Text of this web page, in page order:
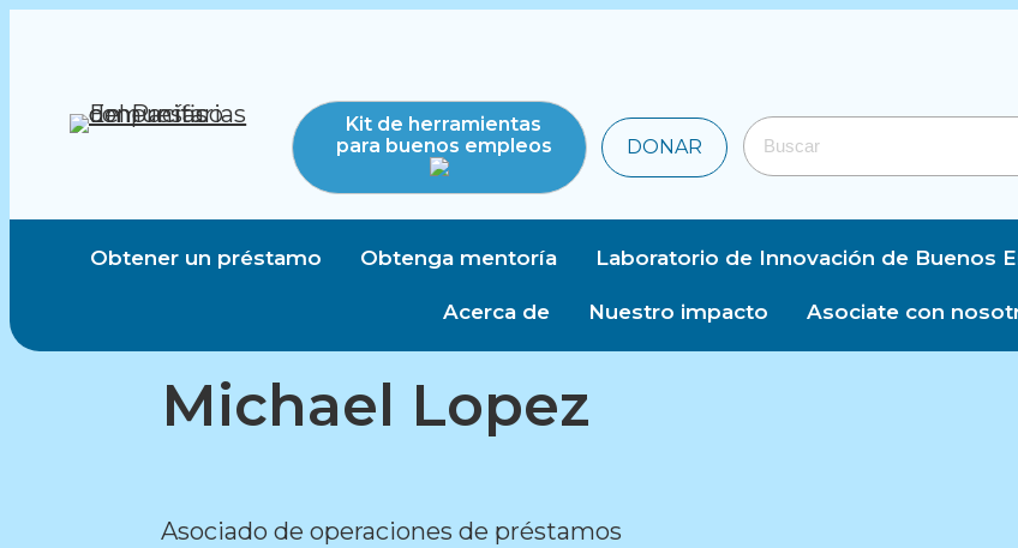
Kit de herramientas
para buenos empleos
DONAR
Obtener un préstamo Obtenga mentoría Laboratorio de Innovación de Buenos
Acerca de Nuestro impacto Asociate con
Michael Lopez
Asociado de operaciones de préstamos